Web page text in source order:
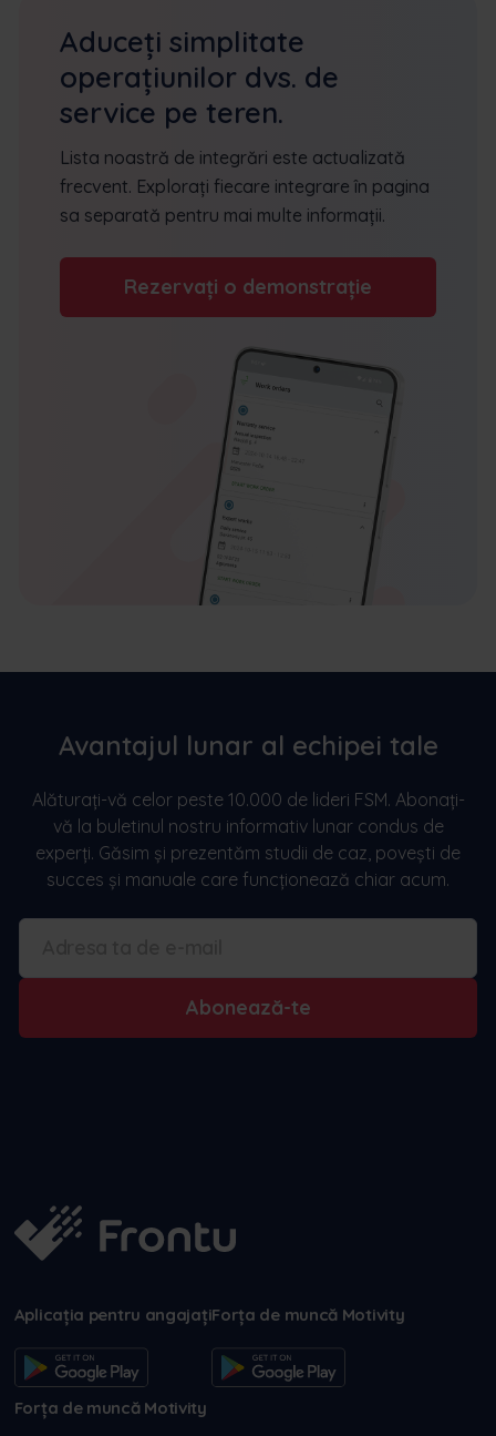
Aduceți simplitate
operațiunilor dvs. de
service pe teren.
Lista noastră de integrări este actualizată
frecvent. Explorați fiecare integrare în pagina
sa separată pentru mai multe informații.
Rezervați o demonstrație
Avantajul lunar al echipei tale
Alăturați-vă celor peste 10.000 de lideri FSM. Abonați-
vă la buletinul nostru informativ lunar condus de
experți. Găsim și prezentăm studii de caz, povești de
succes și manuale care funcționează chiar acum.
Abonează-te
Aplicația pentru angajațiForța de muncă Motivity
Forța de muncă Motivity